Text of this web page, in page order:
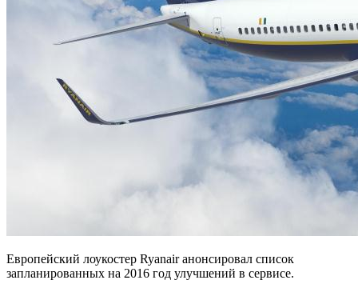
Европейский лоукостер Ryanair анонсировал список
запланированных на 2016 год улучшений в сервисе.